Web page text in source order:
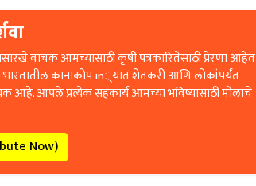
वाचक आमच्यासाठी कृषी पत्रकारितेसाठी प्रेरणा आहेत.
कानाकोप in्यात शेतकरी आणि लोकांपर्यंत
आहे. आपले प्रत्येक सहकार्य आमच्या भविष्यासाठी मोलाचे
Now)